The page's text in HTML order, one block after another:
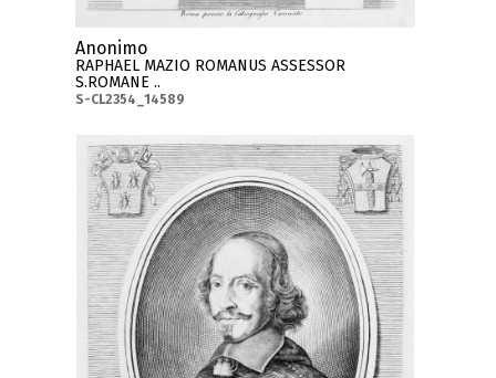
Anonimo
RAPHAEL MAZIO ROMANUS ASSESSOR
S.ROMANE ..
S-CL2354_14589